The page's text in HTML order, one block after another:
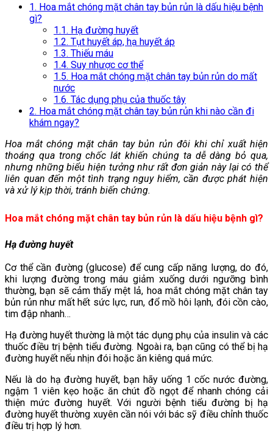
1. Hoa mắt chóng mặt chân tay bủn rủn là dấu hiệu bệnh
gì?
1.1. Hạ đường huyết
1.2. Tụt huyết áp, hạ huyết áp
1.3. Thiếu máu
1.4. Suy nhược cơ thể
1.5. Hoa mắt chóng mặt chân tay bủn rủn do mất
nước
1.6. Tác dụng phụ của thuốc tây
2. Hoa mắt chóng mặt chân tay bủn rủn khi nào cần đi
khám ngay?
Hoa mắt chóng mặt chân tay bủn rủn đôi khi chỉ xuất hiện
thoáng qua trong chốc lát khiến chúng ta dễ dàng bỏ qua,
nhưng những biểu hiện tưởng như rất đơn giản này lại có thể
liên quan đến một tình trạng nguy hiểm, cần được phát hiện
và xử lý kịp thời, tránh biến chứng.
Hoa mắt chóng mặt chân tay bủn rủn là dấu hiệu bệnh gì?
Hạ đường huyết
Cơ thể cần đường (glucose) để cung cấp năng lượng, do đó,
khi lượng đường trong máu giảm xuống dưới ngưỡng bình
thường, bạn sẽ cảm thấy mệt lả, hoa mắt chóng mặt chân tay
bủn rủn như mất hết sức lực, run, đổ mồ hôi lạnh, đói cồn cào,
tim đập nhanh…
Hạ đường huyết thường là một tác dụng phụ của insulin và các
thuốc điều trị bệnh tiểu đường. Ngoài ra, bạn cũng có thể bị hạ
đường huyết nếu nhịn đói hoặc ăn kiêng quá mức.
Nếu là do hạ đường huyết, bạn hãy uống 1 cốc nước đường,
ngậm 1 viên kẹo hoặc ăn chút đồ ngọt để nhanh chóng cải
thiện mức đường huyết. Với người bệnh tiểu đường bị hạ
đường huyết thường xuyên cần nói với bác sỹ điều chỉnh thuốc
điều trị hợp lý hơn.